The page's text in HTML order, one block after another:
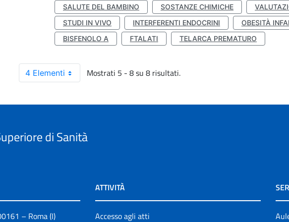
SALUTE DEL BAMBINO
SOSTANZE CHIMICHE
STUDI IN VIVO
INTERFERENTI ENDOCRINI OBESITÀ
BISFENOLO A
FTALATI TELARCA PREMATURO
4 Elementi Mostrati 5 - 8 su 8 risultati.
di Sanità
– Roma (I)
ATTIVITÀ
Accesso agli atti